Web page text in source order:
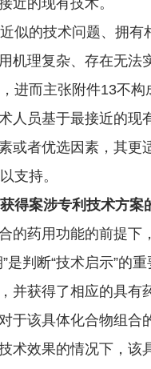
近的现有技术。
的技术问题、拥有
机理复杂、存在无
进而主张附件13不
人员基于最接近的
者优选因素，其
支持。
案涉专利技术方案
药用功能的前提下
判断“技术启示”的
并获得了相应的具
于该具体化合物组
效果的情况下，该